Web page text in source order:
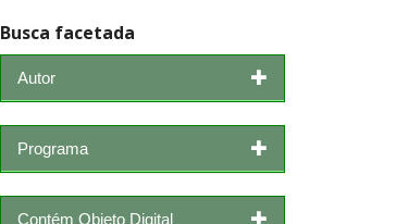
Busca facetada
Autor
Programa
Contém Objeto Digital